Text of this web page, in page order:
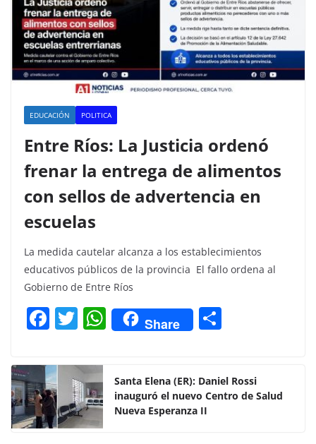
EDUCACIÓN POLITICA
Entre Ríos: La Justicia ordenó
frenar la entrega de alimentos
con sellos de advertencia en
escuelas
La medida cautelar alcanza a los establecimientos
educativos públicos de la provincia El fallo ordena al
Gobierno de Entre Ríos
F
c
e
b
o
T
itt
er
W
h
s
A
Share
p
ar
Santa Elena (ER): Daniel Rossi
inauguró el nuevo Centro de Salud
Nueva Esperanza II